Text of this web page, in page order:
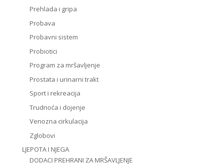
Prehlada i gripa
Probava
Probavni sistem
Probiotici
Program za mršavljenje
Prostata i urinarni trakt
Sport i rekreacija
Trudnoća i dojenje
Venozna cirkulacija
Zglobovi
LJEPOTA I NJEGA
DODACI PREHRANI ZA MRŠAVLJENJE